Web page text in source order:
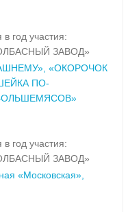
год участия:
ЗАВОД»
«ОКОРОЧОК
ПО-
год участия:
ЗАВОД»
«Московская»,